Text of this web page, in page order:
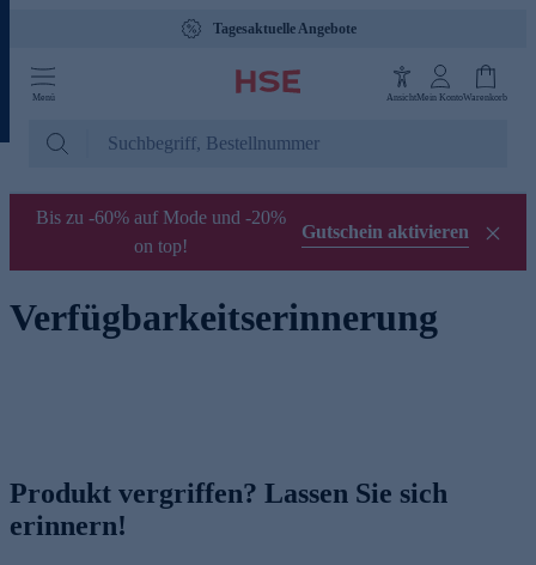
Tagesaktuelle Angebote
Menü AnsichtMein KontoWarenkorb
Bis zu -60% auf Mode und -20%
on top!
Gutschein aktivieren
Verfügbarkeitserinnerung
Produkt vergriffen? Lassen Sie sich
erinnern!